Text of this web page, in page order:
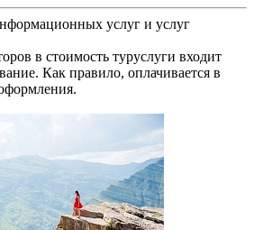
услуг и услуг
в стоимость туруслуги входит
Как правило, оплачивается в